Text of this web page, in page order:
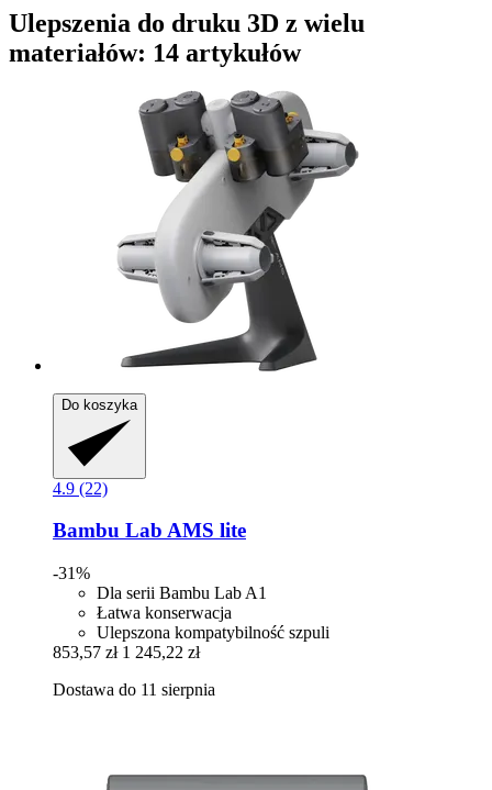
Ulepszenia do druku 3D z wielu
materiałów: 14 artykułów
Do koszyka
4.9 (22)
Bambu Lab AMS lite
-31%
Dla serii Bambu Lab A1
Łatwa konserwacja
Ulepszona kompatybilność szpuli
853,57 zł 1 245,22 zł
Dostawa do 11 sierpnia